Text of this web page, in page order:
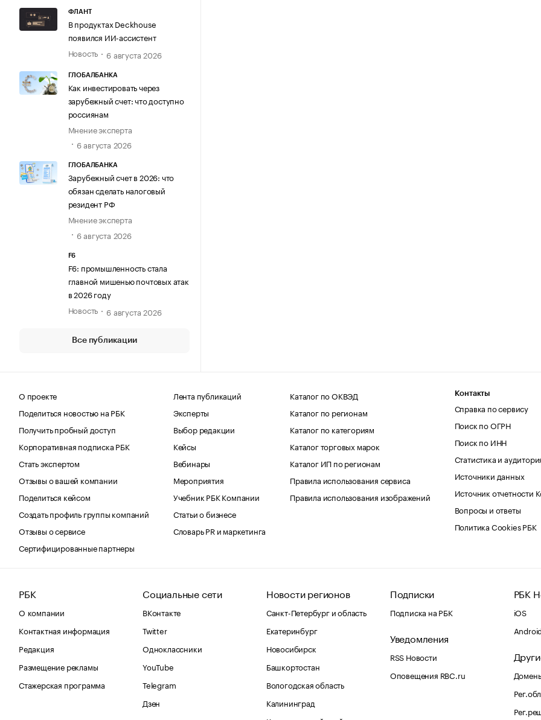
ФЛАНТ
В продуктах Deckhouse
появился ИИ-ассистент
Новость
6 августа 2026
ГЛОБАЛБАНКА
Как инвестировать через
зарубежный счет: что доступно
россиянам
Мнение эксперта
6 августа 2026
ГЛОБАЛБАНКА
Зарубежный счет в 2026: что
обязан сделать налоговый
резидент РФ
Мнение эксперта
6 августа 2026
F6
F6: промышленность стала
главной мишенью почтовых атак
в 2026 году
Новость
6 августа 2026
Все публикации
О проекте
Поделиться новостью на РБК
Получить пробный доступ
Корпоративная подписка РБК
Стать экспертом
Отзывы о вашей компании
Поделиться кейсом
Создать профиль группы компаний
Отзывы о сервисе
Сертифицированные партнеры
Лента публикаций
Эксперты
Выбор редакции
Кейсы
Вебинары
Мероприятия
Учебник РБК Компании
Статьи о бизнесе
Словарь PR и маркетинга
Каталог по ОКВЭД
Каталог по регионам
Каталог по категориям
Каталог торговых марок
Каталог ИП по регионам
Правила использования сервиса
Правила использования изображений
Контакты
Справка по сервису
Поиск по ОГРН
Поиск по ИНН
Статистика и
Источники данных
Источник отчетности
Вопросы и ответы
Политика Cookies РБК
РБК
О компании
Контактная информация
Редакция
Размещение рекламы
Стажерская программа
Социальные сети
ВКонтакте
Twitter
Одноклассники
YouTube
Telegram
Дзен
Новости регионов
Санкт-Петербург и область
Екатеринбург
Новосибирск
Башкортостан
Вологодская область
Калининград
Подписки
Подписка на РБК
Уведомления
RSS Новости
Оповещения RBC.ru
РБК
iOS